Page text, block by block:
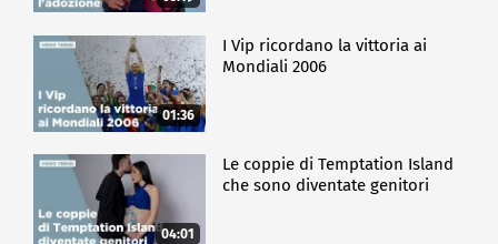
01:36
I Vip ricordano la vittoria ai
Mondiali 2006
04:01
Le coppie di Temptation Island
che sono diventate genitori